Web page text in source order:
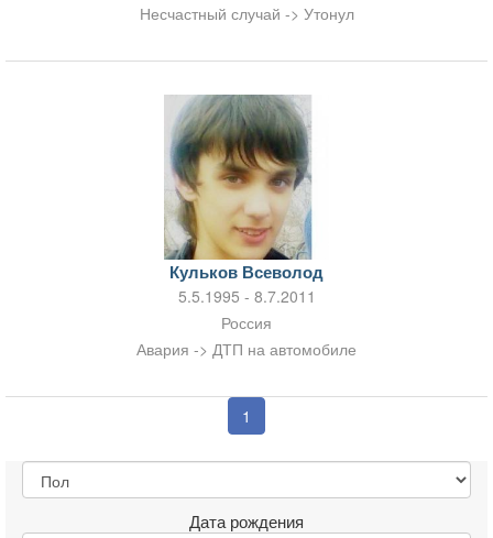
Несчастный случай -> Утонул
Кульков Всеволод
5.5.1995 - 8.7.2011
Россия
Авария -> ДТП на автомобиле
1
Дата рождения